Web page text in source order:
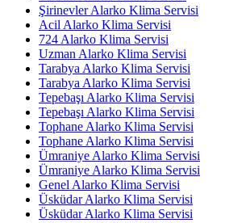
Şirinevler Alarko Klima Servisi
Acil Alarko Klima Servisi
724 Alarko Klima Servisi
Uzman Alarko Klima Servisi
Tarabya Alarko Klima Servisi
Tarabya Alarko Klima Servisi
Tepebaşı Alarko Klima Servisi
Tepebaşı Alarko Klima Servisi
Tophane Alarko Klima Servisi
Tophane Alarko Klima Servisi
Ümraniye Alarko Klima Servisi
Ümraniye Alarko Klima Servisi
Genel Alarko Klima Servisi
Üsküdar Alarko Klima Servisi
Üsküdar Alarko Klima Servisi